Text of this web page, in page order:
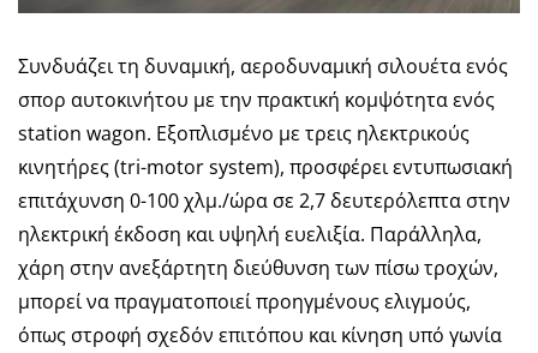
Συνδυάζει τη δυναμική, αεροδυναμική σιλουέτα ενός
σπορ αυτοκινήτου με την πρακτική κομψότητα ενός
station wagon. Εξοπλισμένο με τρεις ηλεκτρικούς
κινητήρες (tri-motor system), προσφέρει εντυπωσιακή
επιτάχυνση 0-100 χλμ./ώρα σε 2,7 δευτερόλεπτα στην
ηλεκτρική έκδοση και υψηλή ευελιξία. Παράλληλα,
χάρη στην ανεξάρτητη διεύθυνση των πίσω τροχών,
μπορεί να πραγματοποιεί προηγμένους ελιγμούς,
όπως στροφή σχεδόν επιτόπου και κίνηση υπό γωνία